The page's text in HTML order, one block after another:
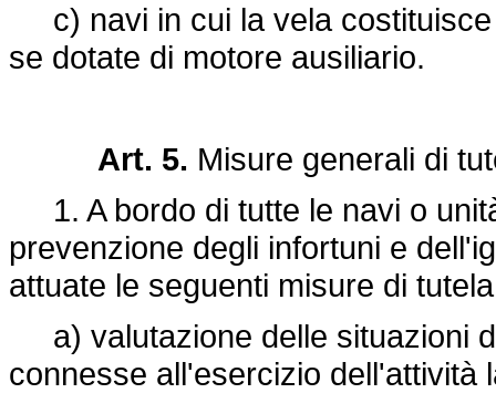
c) navi in cui la vela costituisce
se dotate di motore ausiliario.
Art. 5. Misure generali di
1. A bordo di tutte le navi o
prevenzione degli infortuni e
attuate le seguenti misure di
a) valutazione delle situazioni
connesse all'esercizio dell'attività